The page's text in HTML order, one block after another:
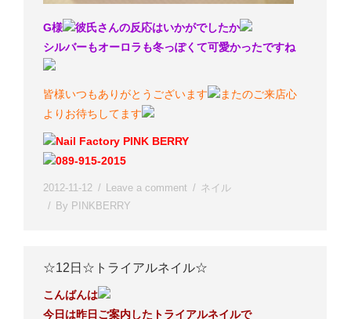
G様
彼氏さんの反応はいかがでしたか
シルバーもオーロラも冬っぽくて可愛かったですね
皆様いつもありがとうございます
またのご来店心
よりお待ちしてます
Nail Factory PINK BERRY
089-915-2015
2012-11-12 Leave a comment
ネイル
By PINKBERRY
☆12日☆トライアルネイル☆
こんばんは
今日は昨日ご案内したトライアルネイルで